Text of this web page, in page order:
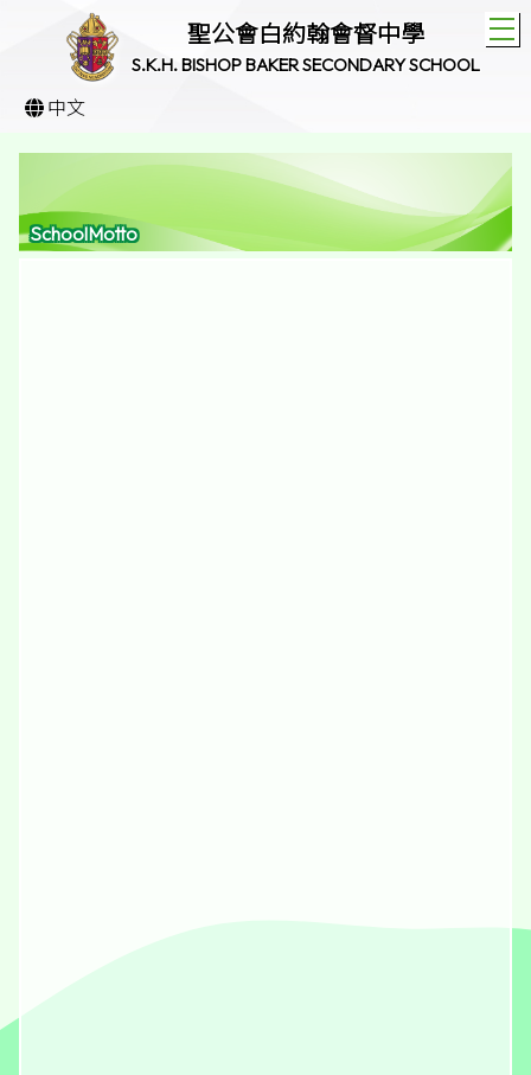
聖公會白約翰會督中學
S.K.H. BISHOP BAKER SECONDARY SCHOOL
中文
SchoolMotto